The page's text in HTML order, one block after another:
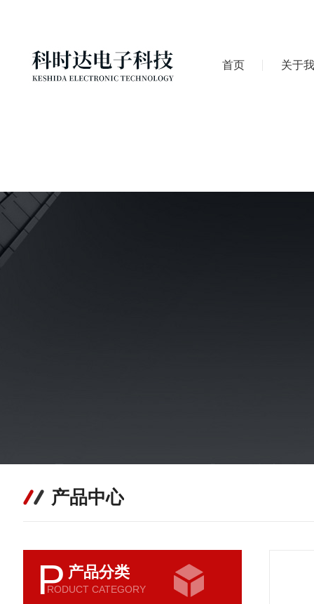
首页 关于
产品中心
P 产品分类
RODUCT CATEGORY